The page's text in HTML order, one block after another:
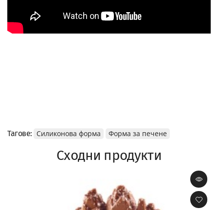
Тагове: Силиконова форма Форма за печене
Сходни продукти